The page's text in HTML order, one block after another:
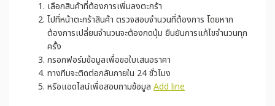
เลือกสินค้าที่ต้องการเพิ่มลงตะกร้า
ไปที่หน้าตะกร้าสินค้า ตรวจสอบจำนวนที่ต้องการ โดยหาก
ต้องการเปลี่ยนจำนวนจะต้องกดปุ่ม ยืนยันการแก้ไขจำนวนทุก
ครั้ง
กรอกฟอร์มข้อมูลเพื่อขอใบเสนอราคา
ทางทีมจะติดต่อกลับภายใน 24 ชั่วโมง
หรือแอดไลน์เพื่อสอบถามข้อมูล Add line